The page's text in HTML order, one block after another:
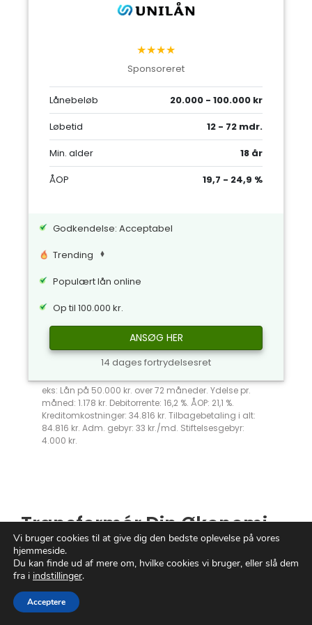
★★★★
Sponsoreret
Lånebeløb
20.000 - 100.000 kr
Løbetid
12 - 72 mdr.
Min. alder
18 år
ÅOP
19,7 - 24,9 %
Godkendelse: Acceptabel
Trending
Populært lån online
Op til 100.000 kr.
ANSØG HER
14 dages fortrydelsesret
eks: Lån på 50.000 kr. over 72 måneder. Ydelse pr.
måned: 1.178 kr. Debitorrente: 16,2 %. ÅOP: 21,1 %.
Kreditomkostninger: 34.816 kr. Tilbagebetaling i alt:
84.816 kr. Adm. gebyr: 33 kr./md. Stiftelsesgebyr:
4.000 kr.
Transformér Din Økonomi
MedSammenlign Lån
Er du træt af konstant at føle dig økonomisk
begrænset? Har du brug for en løsning,
kan bringe dig tættere på dine drømme?
Vi bruger cookies til at give dig den bedste oplevelse på vores
hjemmeside.
Du kan finde ud af mere om, hvilke cookies vi bruger, eller slå dem
fra i indstillinger.
Acceptere